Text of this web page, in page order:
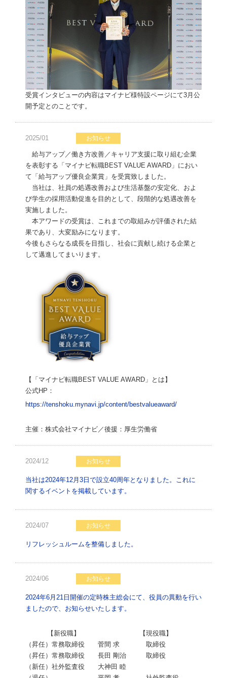
受賞インタビューの内容はマイナビ様特設ページにて3月公
開予定とのことです。
2025/01 お知らせ
給与アップ／働き方改善／キャリア支援に取り組む企業
を表彰する「マイナビ転職BEST VALUE AWARD」におい
て「給与アップ優良企業賞」を受賞致しました。
当社は、社員の処遇改善および生活基盤の安定化、およ
び学生の採用活動促進を目的として、段階的な処遇改善を
実施しました。
本アワードの受賞は、これまでの取組みが評価された結
果であり、大変励みになります。
今後もさらなる成長を目指し、社会に貢献し続ける企業と
して邁進してまいります。
【「マイナビ転職BEST VALUE AWARD」とは】
公式HP：
https://tenshoku.mynavi.jp/content/bestvalueaward/
主催：株式会社マイナビ／後援：厚生労働省
2024/12 お知らせ
当社は2024年12月3日で設立40周年となりました。これに
関するイベントを掲載しています。
2024/07 お知らせ
リフレッシュルームを整備しました。
2024/06 お知らせ
2024年6月21日開催の定時株主総会にて、役員の異動を行い
ましたので、お知らせいたします。
【新役職】 【現役職】
（昇任）常務取締役 菅間 求 取締役
（昇任）常務取締役 長田 剛治 取締役
（新任）社外監査役 大神田 睦